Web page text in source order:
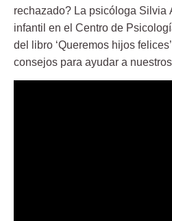
rechazado? La psicóloga Silvia
infantil en el Centro de
del libro ‘Queremos hijos
consejos para ayudar a